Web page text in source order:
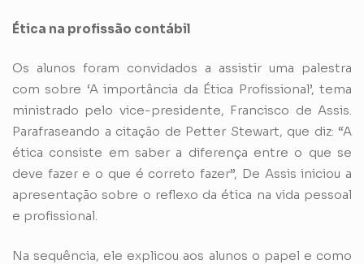
Ética na profissão contábil
Os alunos foram convidados a assistir uma palestra
com sobre ‘A importância da Ética Profissional’, tema
ministrado pelo vice-presidente, Francisco de Assis.
Parafraseando a citação de Petter Stewart, que diz: “A
ética consiste em saber a diferença entre o que se
deve fazer e o que é correto fazer”, De Assis iniciou a
apresentação sobre o reflexo da ética na vida pessoal
e profissional.
Na sequência, ele explicou aos alunos o papel e como